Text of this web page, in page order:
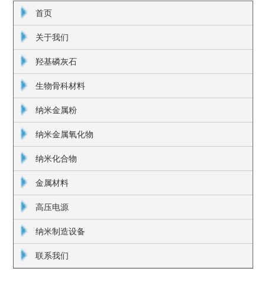
首页
关于我们
羟基磷灰石
生物骨科材料
纳米金属粉
纳米金属氧化物
纳米化合物
金属材料
高压电源
纳米制造设备
联系我们